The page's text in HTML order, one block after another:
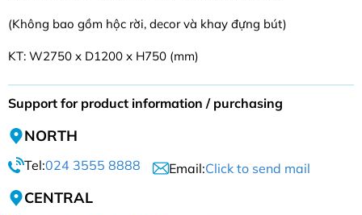
(Không bao gồm hộc rời, decor và khay đựng bút)
KT: W2750 x D1200 x H750 (mm)
Support for product information / purchasing
NORTH
Tel:024 3555 8888 Email:Click to send mail
CENTRAL